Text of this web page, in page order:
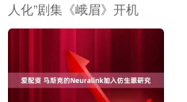
人化”剧集《峨眉》开机